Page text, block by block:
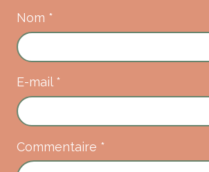
Commentaire *
Nom *
E-mail *